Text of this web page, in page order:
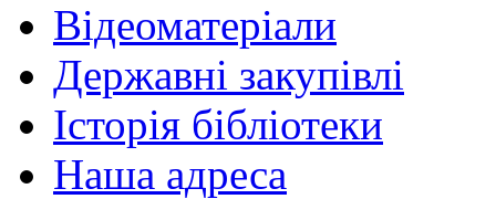
Відеоматеріали
Державні закупівлі
Історія бібліотеки
Наша адреса